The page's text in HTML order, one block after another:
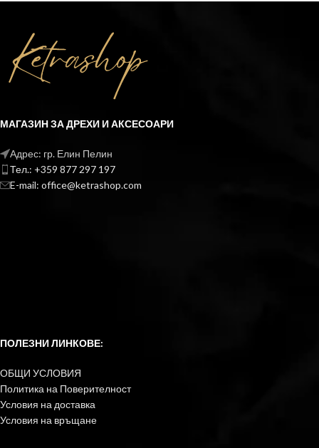
МАГАЗИН ЗА ДРЕХИ И АКСЕСОАРИ
Адрес: гр. Елин Пелин
Тел.: +359 877 297 197
E-mail: office@ketrashop.com
ПОЛЕЗНИ ЛИНКОВЕ:
ОБЩИ УСЛОВИЯ
Политика на Поверителност
Условия на доставка
Условия на връщане